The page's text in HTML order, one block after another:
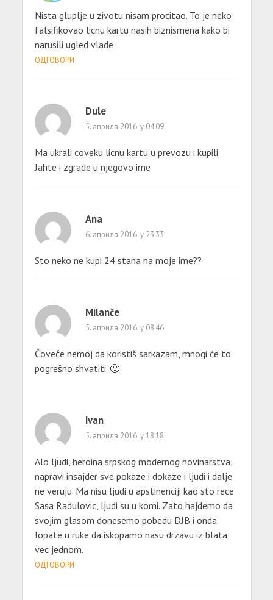
Nista gluplje u zivotu nisam procitao. To je neko
falsifikovao licnu kartu nasih biznismena kako bi
narusili ugled vlade
ОДГОВОРИ
Dule
5. априла 2016. у 04:09
Ma ukrali coveku licnu kartu u prevozu i kupili
Jahte i zgrade u njegovo ime
Ana
6. априла 2016. у 23:33
Sto neko ne kupi 24 stana na moje ime??
Milanče
5. априла 2016. у 08:46
Čoveče nemoj da koristiš sarkazam, mnogi će to
pogrešno shvatiti. 🙂
Ivan
5. априла 2016. у 18:18
Alo ljudi, heroina srpskog modernog novinarstva,
napravi insajder sve pokaze i dokaze i ljudi i dalje
ne veruju. Ma nisu ljudi u apstinenciji kao sto rece
Sasa Radulovic, ljudi su u komi. Zato hajdemo da
svojim glasom donesemo pobedu DJB i onda
lopate u ruke da iskopamo nasu drzavu iz blata
vec jednom.
ОДГОВОРИ